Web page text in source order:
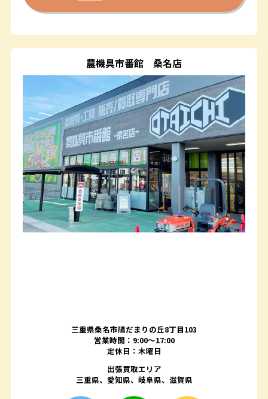
農機具市番館 桑名店
三重県桑名市陽だまりの丘8丁目103
営業時間：9:00〜17:00
定休日：木曜日
出張買取エリア
三重県、愛知県、岐阜県、滋賀県